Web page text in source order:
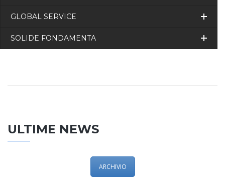
GLOBAL SERVICE
SOLIDE FONDAMENTA
ULTIME NEWS
ARCHIVIO